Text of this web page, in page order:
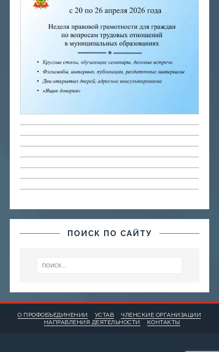
ПОИСК ПО САЙТУ
О ПРОФОБЪЕДИНЕНИИ УСТАВ
ЧЛЕНСКИЕ ОРГАНИЗАЦИИ
НАПРАВЛЕНИЯ ДЕЯТЕЛЬНОСТИ
КОНТАКТЫ